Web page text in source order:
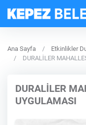
Ana Sayfa
Etkinlikler
DURALİLER
DURALİLER
UYGULAMASI